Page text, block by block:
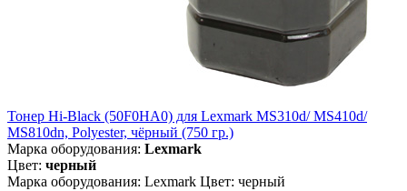
Тонер Hi-Black (50F0HA0) для Lexmark MS310d/ MS410d/
MS810dn, Polyester, чёрный (750 гр.)
Марка оборудования: Lexmark
Цвет: черный
Марка оборудования: Lexmark Цвет: черный